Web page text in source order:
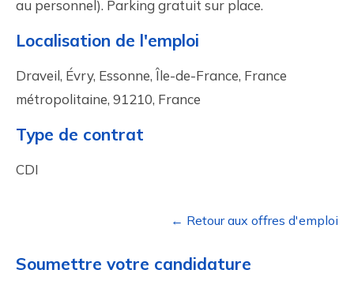
au personnel). Parking gratuit sur place.
Localisation de l'emploi
Draveil, Évry, Essonne, Île-de-France, France
métropolitaine, 91210, France
Type de contrat
CDI
← Retour aux offres d'emploi
Soumettre votre candidature